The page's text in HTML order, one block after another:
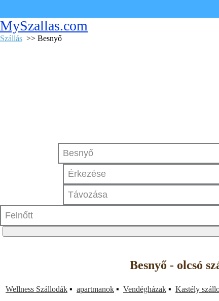
MySzallas.com
Szállás >> Besnyő
Besnyő - olcsó
Wellness Szállodák ▪ apartmanok ▪ Vendégházak ▪ Kastély